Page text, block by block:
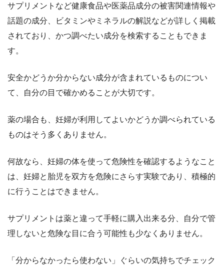
サプリメントなど健康食品や医薬品成分の被害関連情報や
話題の成分、ビタミンやミネラルの解説などが詳しく掲載
されており、かつ調べたい成分を検索することもできま
す。
安全かどうか分からない成分が含まれているものについ
て、自分の目で確かめることが大切です。
薬の場合も、妊婦が利用してよいかどうか調べられている
ものはそう多くありません。
何故なら、妊婦の体を使って危険性を確認するようなこと
は、妊婦と胎児を双方を危険にさらす実験であり、積極的
に行うことはできません。
サプリメントは薬と違って手軽に購入出来る分、自分で管
理しないと危険な目に合う可能性も少なくありません。
「分からなかったら使わない」ぐらいの気持ちでチェック